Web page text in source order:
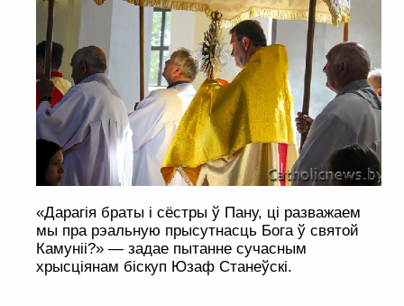
«Дарагія браты і сёстры ў Пану, ці разважаем
мы пра рэальную прысутнасць Бога ў святой
Камуніі?» — задае пытанне сучасным
хрысціянам біскуп Юзаф Станеўскі.